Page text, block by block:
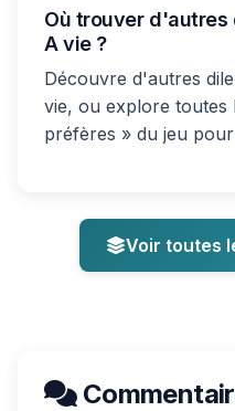
Où trouver d'autres
A vie ?
Découvre d'autres
vie, ou explore toutes
préfères » du jeu
Voir toutes